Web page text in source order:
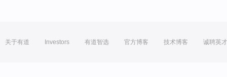
关于有道 Investors 有道智选 官方博客 技术博客 诚聘英才